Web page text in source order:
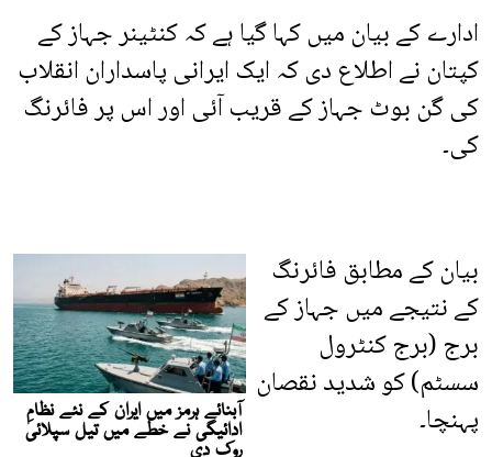
ادارے کے بیان میں کہا گیا ہے کہ کنٹینر جہاز کے
کپتان نے اطلاع دی کہ ایک ایرانی پاسداران انقلاب
کی گن بوٹ جہاز کے قریب آئی اور اس پر فائرنگ
کی۔
بیان کے مطابق فائرنگ
کے نتیجے میں جہاز کے
برج (برج کنٹرول
سسٹم) کو شدید نقصان
پہنچا۔